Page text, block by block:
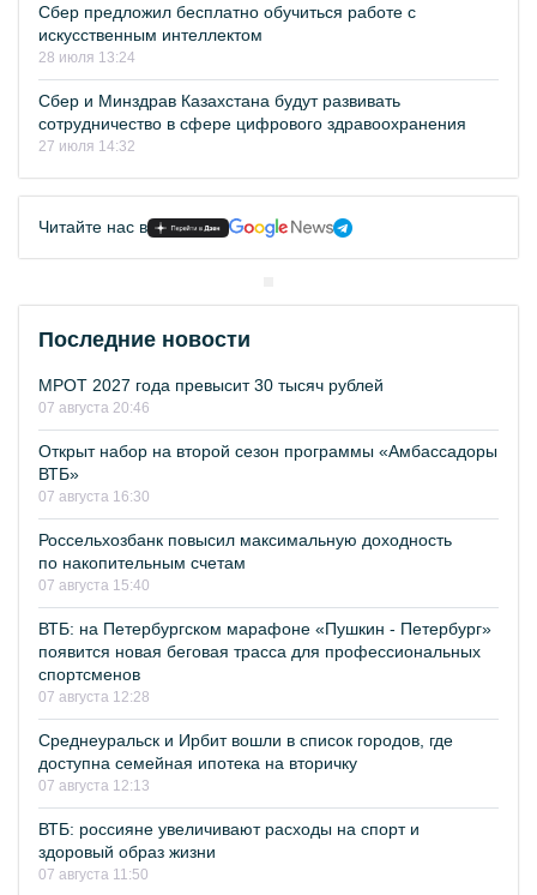
Сбер предложил бесплатно обучиться работе с
искусственным интеллектом
28 июля 13:24
Сбер и Минздрав Казахстана будут развивать
сотрудничество в сфере цифрового здравоохранения
27 июля 14:32
Читайте нас в
Последние новости
МРОТ 2027 года превысит 30 тысяч рублей
07 августа 20:46
Открыт набор на второй сезон программы «Амбассадоры
ВТБ»
07 августа 16:30
Россельхозбанк повысил максимальную доходность
по накопительным счетам
07 августа 15:40
ВТБ: на Петербургском марафоне «Пушкин - Петербург»
появится новая беговая трасса для профессиональных
спортсменов
07 августа 12:28
Среднеуральск и Ирбит вошли в список городов, где
доступна семейная ипотека на вторичку
07 августа 12:13
ВТБ: россияне увеличивают расходы на спорт и
здоровый образ жизни
07 августа 11:50